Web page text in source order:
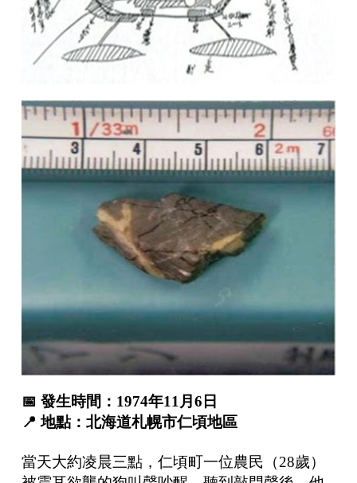
📅 發生時間： 1974年11 月 6 日
📍 地點：北海道札幌市仁頃地區
當天大約凌晨三點，仁頃町一位農民（28歲）